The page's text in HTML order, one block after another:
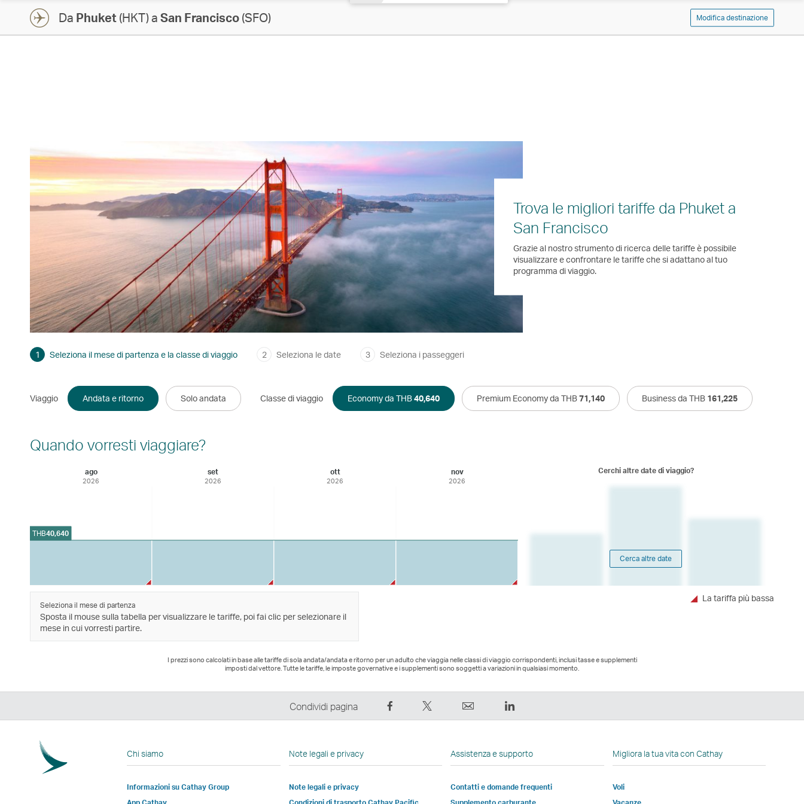
Da Phuket(HKT) aSan Francisco(SFO) Modifica destinazione
Trova le migliori tariffe da Phuket a
San Francisco
Grazie al nostro strumento di ricerca delle tariffe è possibile
visualizzare e confrontare le tariffe che si adattano al tuo
programma di viaggio.
1 Seleziona il mese di partenza e la classe di viaggio 2 Seleziona le date 3 Seleziona i passeggeri
Viaggio Andata e ritorno Solo andata Classe di viaggio Economy da THB40,640 Premium Economy da THB71,140 Business da THB 161,225
Quando vorresti viaggiare?
ago
2026
set
2026
ott
2026
nov
2026
THB40,640
Cerchi altre date di viaggio?
Cerca altre date
Seleziona il mese di partenza
Sposta il mouse sulla tabella per visualizzare le tariffe, poi fai clic per selezionare il
mese in cui vorresti partire.
La tariffa più bassa
I prezzi sono calcolati in base alle tariffe di sola andata/andata e ritorno per un adulto che viaggia nelle classi di viaggio corrispondenti, inclusi tasse e supplementi
imposti dal vettore. Tutte le tariffe, le imposte governative e i supplementi sono soggetti a variazioni in qualsiasi momento.
Condividi pagina
Condividi
su
Il
Condividi
su
Il
Il
apre
una
LinkedIn
Il
apre
una
Chi siamo
Informazioni su Cathay Group
Note legali e privacy
Note legali e privacy
Apri
Assistenza e supporto
Contatti e domande frequenti
Migliora la tua vita con Cathay
Voli